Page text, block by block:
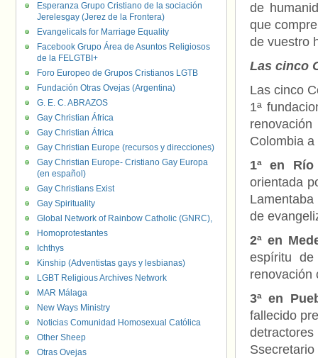
de
que
de vuestro
Las cinco
Las cinco
1ª
Colombia
1ª en
orientada
de
2ª en
espíritu
renovación
3ª en
fallecido
Esperanza Grupo Cristiano de la sociación
Jerelesgay (Jerez de la Frontera)
Evangelicals for Marriage Equality
Facebook Grupo Área de Asuntos Religiosos
de la FELGTBI+
Foro Europeo de Grupos Cristianos LGTB
Fundación Otras Ovejas (Argentina)
G. E. C. ABRAZOS
Gay Christian África
Gay Christian África
Gay Christian Europe (recursos y direcciones)
Gay Christian Europe- Cristiano Gay Europa
(en español)
Gay Christians Exist
Gay Spirituality
Global Network of Rainbow Catholic (GNRC),
Homoprotestantes
Ichthys
Kinship (Adventistas gays y lesbianas)
LGBT Religious Archives Network
MAR Málaga
New Ways Ministry
Noticias Comunidad Homosexual Católica
Other Sheep
Otras Ovejas